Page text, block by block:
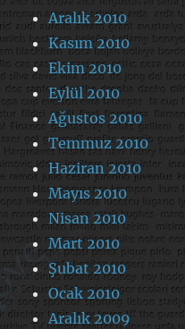
Aralık 2010
Kasım 2010
Ekim 2010
Eylül 2010
Ağustos 2010
Temmuz 2010
Haziran 2010
Mayıs 2010
Nisan 2010
Mart 2010
Şubat 2010
Ocak 2010
Aralık 2009